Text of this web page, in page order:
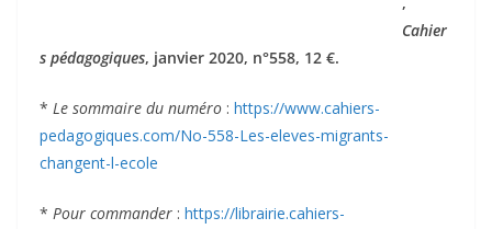
Cahier
s pédagogiques, janvier 2020, n°558, 12 €.
* Le sommaire du numéro : https://www.cahiers-
pedagogiques.com/No-558-Les-eleves-migrants-
changent-l-ecole
* Pour commander : https://librairie.cahiers-